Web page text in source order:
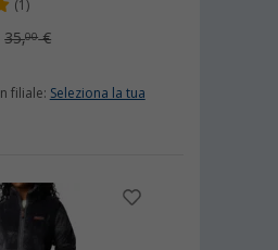
(1)
35,00€
filiale: Seleziona la tua